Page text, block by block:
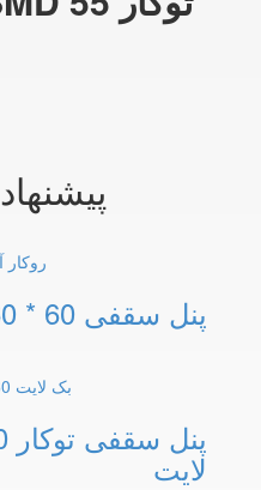
لایت